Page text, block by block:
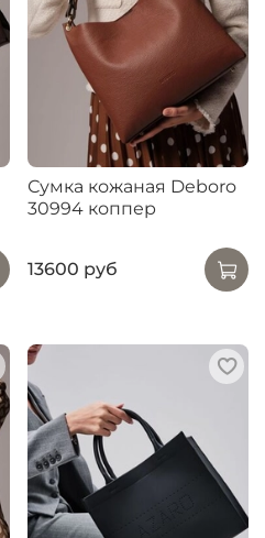
Сумка кожаная Deboro
30994 коппер
13600 руб